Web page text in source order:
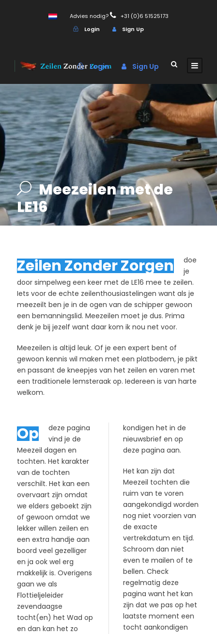
Advies nodig?
+31 (0)6 51525173
Login
Sign Up
Login Sign Up
Meezeilen met de
LE16
Zeilen Zonder Zorgen
doe
je
door simpelweg een keer met de LE16 mee te zeilen.
Iets voor de echte zeilenthousiastelingen want als je
meezeilt ben je in de ogen van de schipper gewoon
een bemanningslid. Meezeilen moet je dus. Prima
denk je bij jezelf want daar kom ik nou net voor.
Meezeilen is altijd leuk. Of je een expert bent of
gewoon kennis wil maken met een platbodem, je pikt
en passant de kneepjes van het zeilen en varen met
een traditionele lemsteraak op. Iedereen is van harte
welkom.
Op
deze pagina
vind je de
Meezeil dagen en
tochten. Het karakter
van de tochten
verschilt. Het kan een
overvaart zijn omdat
we elders geboekt zijn
of gewoon omdat we
lekker willen zeilen en
een extra handje aan
boord veel gezelliger
en ja ook wel erg
makkelijk is. Overigens
gaan we als
Flottieljeleider
zevendaagse
tocht(en) het Wad op
en dan kan het zo
kondigen het in de
nieuwsbrief en op
deze pagina aan.
Het kan zijn dat
Meezeil tochten die
ruim van te voren
aangekondigd worden
nog niet voorzien van
de exacte
vertrekdatum en tijd.
Schroom dan niet
even te mailen of te
bellen. Check
regelmatig deze
pagina want het kan
zijn dat we pas op het
laatste moment een
tocht aankondigen